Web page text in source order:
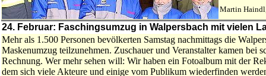
Martin
24. Februar: Faschingsumzug in Walpersbach mit vielen
Mehr als 1.500 Personen bevölkerten Samstag nachmittags die
Maskenumzug teilzunehmen. Zuschauer und Veranstalter kamen bei
Rechnung. Wer mehr sehen will: Wir haben ein Fotoalbum mit der
dem sich viele Akteure und einige vom Publikum wiederfinden